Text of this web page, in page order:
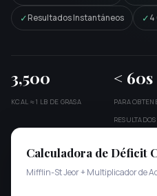
✓ Resultados Instantáneos ✓ 4
3,500
KCAL ≈ 1 LB DE GRASA
< 60s
PARA
RESULTADOS
Calculadora de Déficit
Mifflin-St Jeor + Multiplicador de